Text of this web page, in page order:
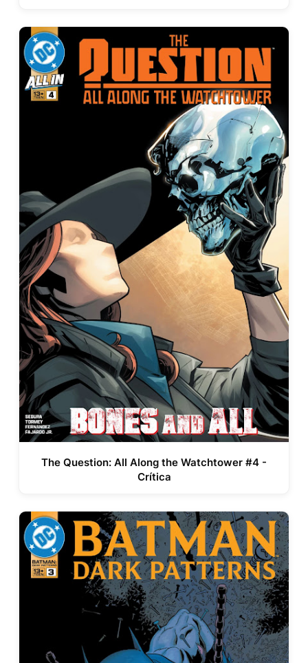
The Question: All Along the Watchtower #4 -
Crítica